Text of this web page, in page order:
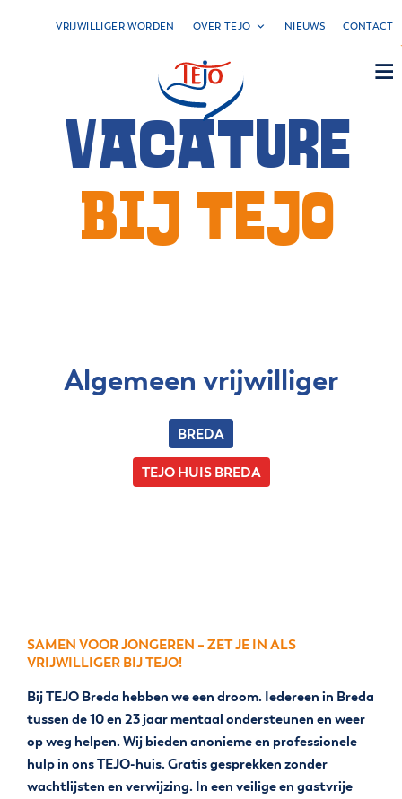
VRIJWILLIGER WORDEN OVER TEJO NIEUWS CONTACT
DONEER!
VACATURE
BIJ TEJO
Algemeen vrijwilliger
BREDA
TEJO HUIS BREDA
SAMEN VOOR JONGEREN – ZET JE IN ALS
VRIJWILLIGER BIJ TEJO!
Bij TEJO Breda hebben we een droom. Iedereen in Breda
tussen de 10 en 23 jaar mentaal ondersteunen en weer
op weg helpen. Wij bieden anonieme en professionele
hulp in ons TEJO-huis. Gratis gesprekken zonder
wachtlijsten en verwijzing. In een veilige en gastvrije